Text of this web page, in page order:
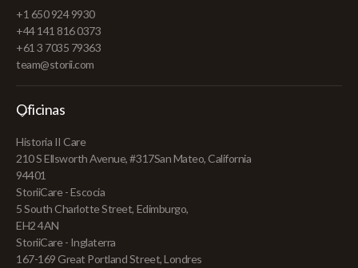
+1 650 924 9930
+44 141 816 0373
+61 3 7035 79363
team@storii.com
Oficinas
Historia II Care
210 S Ellsworth Avenue, #317San Mateo, California
94401
StoriiCare - Escocia
5 South Charlotte Street, Edimburgo,
EH2 4AN
StoriiCare - Inglaterra
167-169 Great Portland Street, Londres